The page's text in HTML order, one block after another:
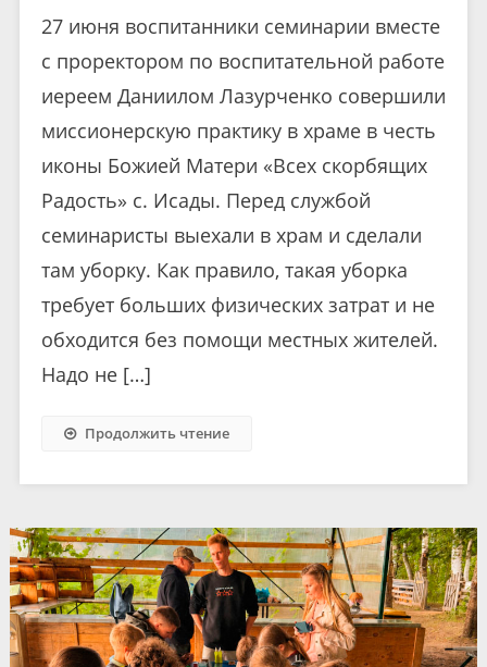
27 июня воспитанники семинарии вместе
с проректором по воспитательной работе
иереем Даниилом Лазурченко совершили
миссионерскую практику в храме в честь
иконы Божией Матери «Всех скорбящих
Радость» с. Исады. Перед службой
семинаристы выехали в храм и сделали
там уборку. Как правило, такая уборка
требует больших физических затрат и не
обходится без помощи местных жителей.
Надо не […]
Продолжить чтение